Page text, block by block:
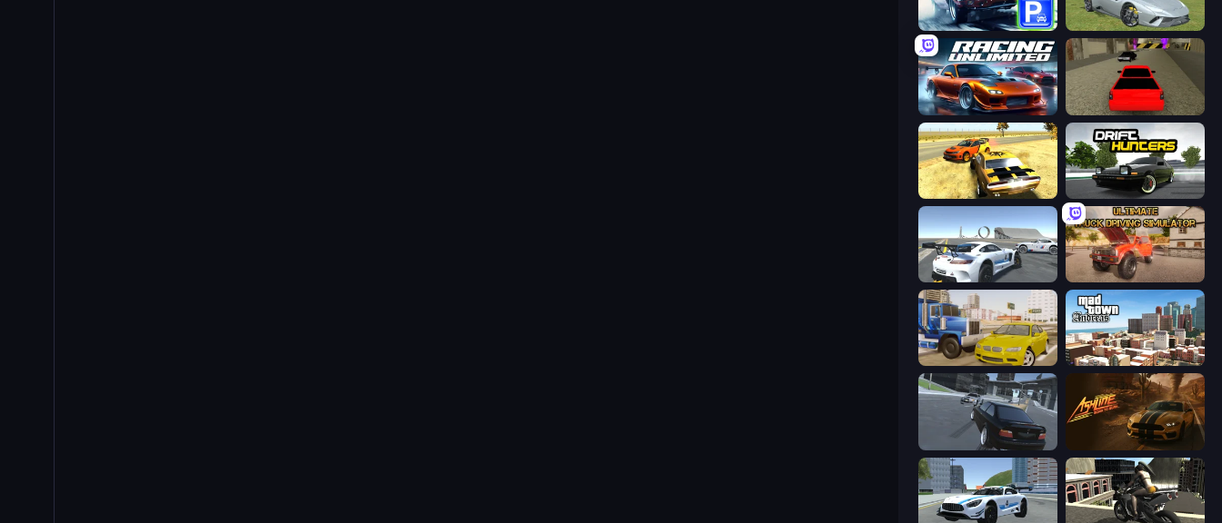
Real Car Parking Sports Cars Driver
Racing Unlimited Speed Brazil
3D Car Simulator Drift Hunters
Ultimate Truck Driving Simulator 2020
Crazy Car Stunts Mad Town Andreas: Mafia Storie
Transporter Hot Pursuit